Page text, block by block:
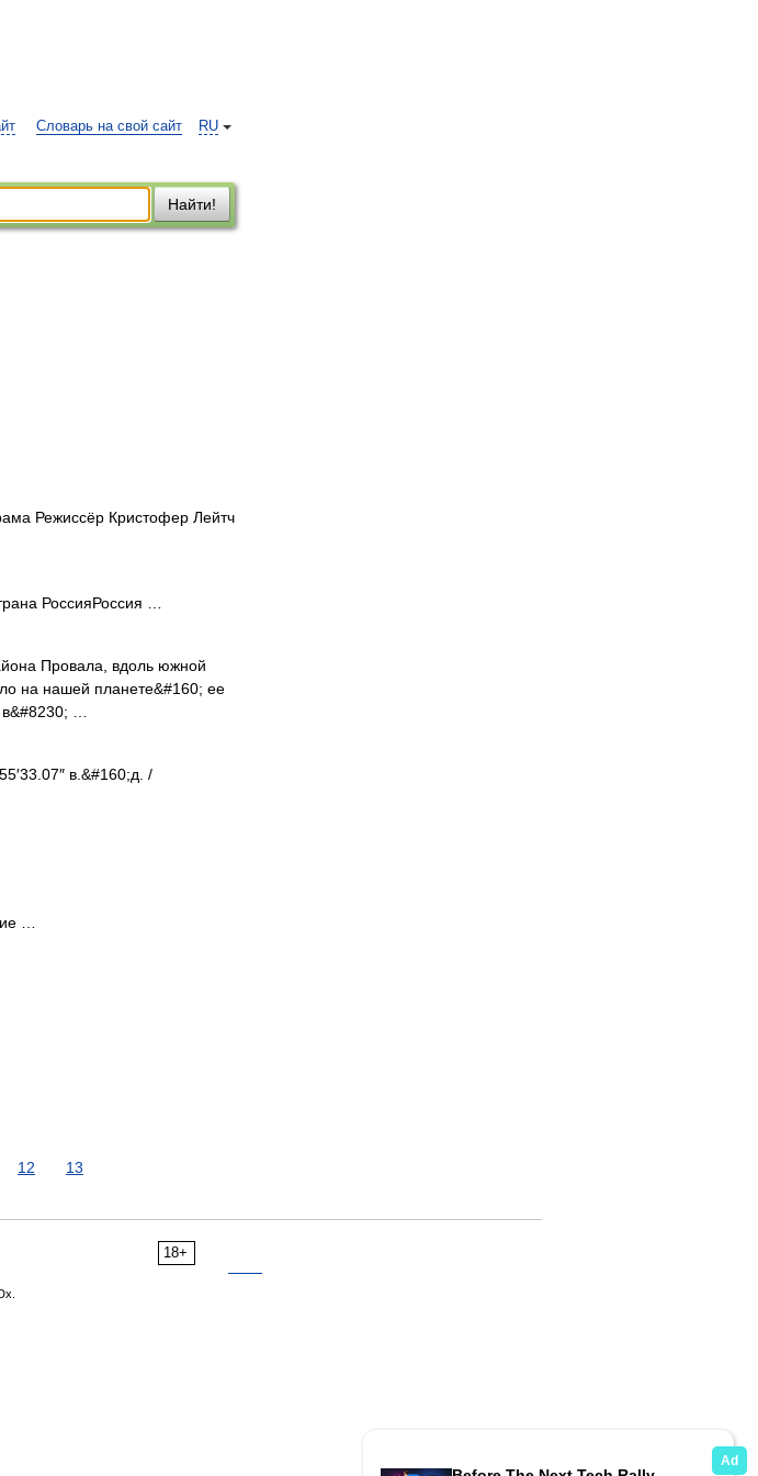
RU
Словарь на свой сайт
Найти!
Режиссёр Кристофер Лейтч
РоссияРоссия …
Провала, вдоль южной
на нашей планете&#160; ее
…
в.&#160;д. /
…
12 13
18+